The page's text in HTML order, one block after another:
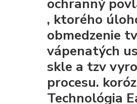
, ktorého
obmedzenie
vápenatých
skle a tzv
procesu.
Technológia